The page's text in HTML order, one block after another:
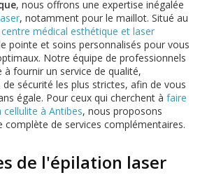
, nous offrons une expertise inégalée
, notamment pour le maillot. Situé au
centre médical esthétique et laser
pointe et soins personnalisés pour vous
Notre équipe de professionnels
fournir un service de qualité,
sécurité les plus strictes, afin de vous
égale. Pour ceux qui cherchent à faire
à Antibes, nous proposons
complète de services complémentaires.
de l'épilation laser